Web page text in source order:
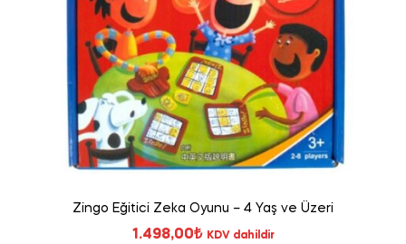
Zingo Eğitici Zeka Oyunu – 4 Yaş ve Üzeri
1.498,00₺ KDV dahildir